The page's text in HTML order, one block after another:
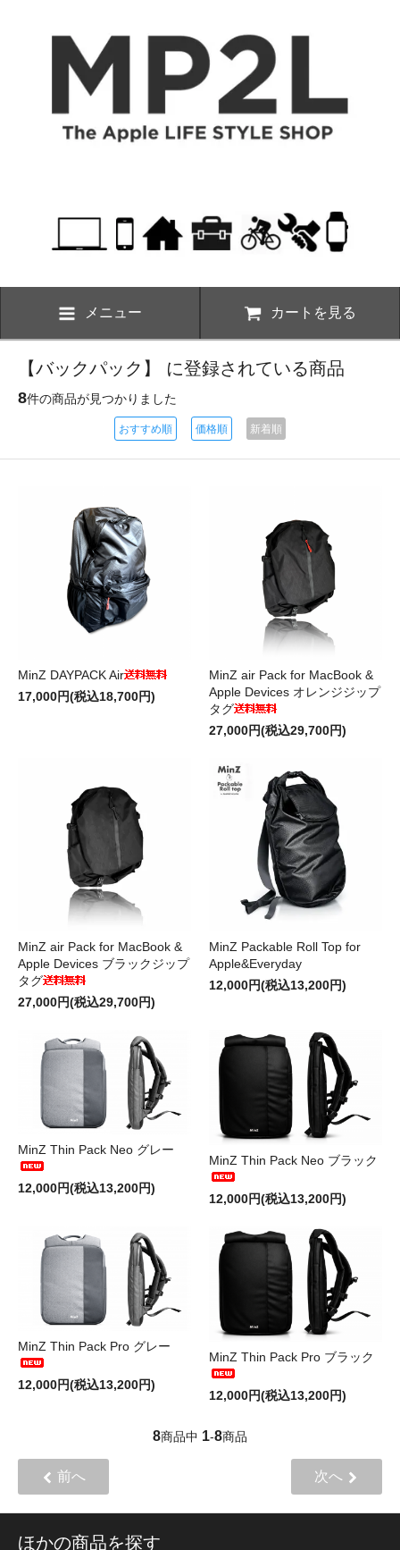
メニュー カートを見る
【バックパック】 に登録されている商品
8件の商品が見つかりました
おすすめ順 価格順 新着順
MinZ DAYPACK Air
17,000円(税込18,700円)
MinZ air Pack for MacBook &
Apple Devices オレンジジップ
タグ
27,000円(税込29,700円)
MinZ air Pack for MacBook &
Apple Devices ブラックジップ
タグ
27,000円(税込29,700円)
MinZ Packable Roll Top for
Apple&Everyday
12,000円(税込13,200円)
MinZ Thin Pack Neo グレー
12,000円(税込13,200円)
MinZ Thin Pack Neo ブラック
12,000円(税込13,200円)
MinZ Thin Pack Pro グレー
12,000円(税込13,200円)
MinZ Thin Pack Pro ブラック
12,000円(税込13,200円)
8商品中 1-8商品
前へ 次へ
ほかの商品を探す